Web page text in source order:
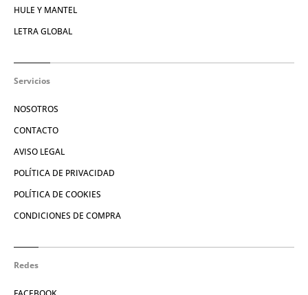
HULE Y MANTEL
LETRA GLOBAL
Servicios
NOSOTROS
CONTACTO
AVISO LEGAL
POLÍTICA DE PRIVACIDAD
POLÍTICA DE COOKIES
CONDICIONES DE COMPRA
Redes